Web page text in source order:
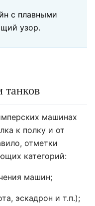
с плавными
узор.
танков
машинах
к полку и от
отметки
категорий:
машин;
эскадрон и т.п.);